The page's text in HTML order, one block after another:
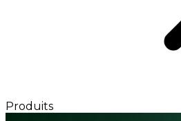
Produits